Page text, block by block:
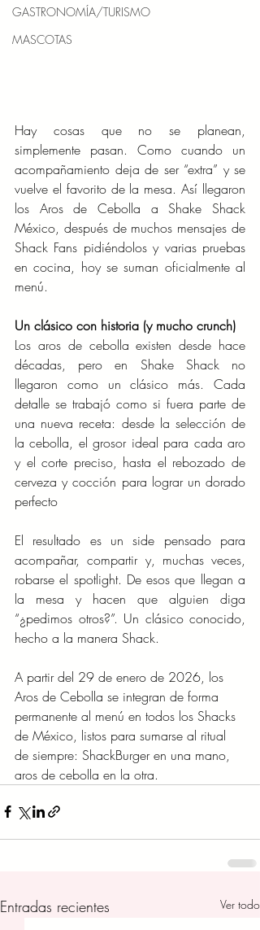
GASTRONOMÍA/TURISMO
MASCOTAS
Hay cosas que no se planean,
simplemente pasan. Como cuando un
acompañamiento deja de ser “extra” y se
vuelve el favorito de la mesa. Así llegaron
los Aros de Cebolla a Shake Shack
México, después de muchos mensajes de
Shack Fans pidiéndolos y varias pruebas
en cocina, hoy se suman oficialmente al
menú.
Un clásico con historia (y mucho crunch)
Los aros de cebolla existen desde hace
décadas, pero en Shake Shack no
llegaron como un clásico más. Cada
detalle se trabajó como si fuera parte de
una nueva receta: desde la selección de
la cebolla, el grosor ideal para cada aro
y el corte preciso, hasta el rebozado de
cerveza y cocción para lograr un dorado
perfecto
El resultado es un side pensado para
acompañar, compartir y, muchas veces,
robarse el spotlight. De esos que llegan a
la mesa y hacen que alguien diga
“¿pedimos otros?”. Un clásico conocido,
hecho a la manera Shack.
A partir del 29 de enero de 2026, los
Aros de Cebolla se integran de forma
permanente al menú en todos los Shacks
de México, listos para sumarse al ritual
de siempre: ShackBurger en una mano,
aros de cebolla en la otra.
Entradas recientes Ver todo